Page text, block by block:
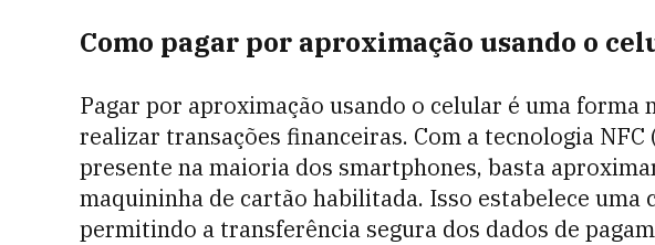
Como pagar por aproximação usando o
Pagar por aproximação usando o celular é uma forma
realizar transações financeiras. Com a tecnologia
presente na maioria dos smartphones, basta
maquininha de cartão habilitada. Isso estabelece uma
permitindo a transferência segura dos dados de